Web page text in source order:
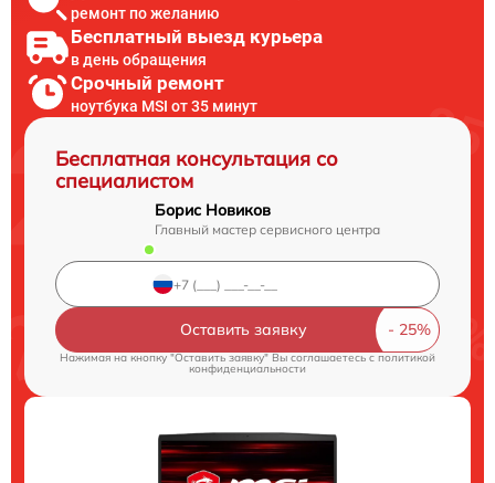
ремонт по желанию
Бесплатный выезд курьера
в день обращения
Срочный ремонт
ноутбука MSI от 35 минут
Бесплатная консультация со
специалистом
Борис Новиков
Главный мастер сервисного центра
Оставить заявку
Нажимая на кнопку "Оставить заявку" Вы соглашаетесь cполитикой
конфиденциальности